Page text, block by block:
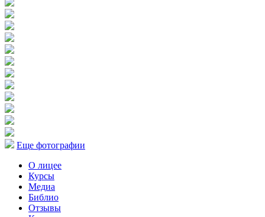
Еще фотографии
О лицее
Курсы
Медиа
Библио
Отзывы